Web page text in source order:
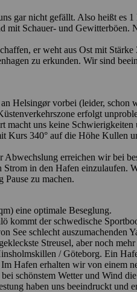
gar nicht gefällt. Also heißt es
mit Schauer- und Gewitterböen.
er weht aus Ost mit Stärke
zu erkunden. Wir sind
Helsingør vorbei (leider, schon
erfolgt
macht uns keine
Kurs 340° auf die Höhe Kullen
erreichen wir bei
in den Hafen einzulaufen.
zu machen.
eine optimale Beseglung.
kommt der schwedische
See schlecht auszumachenden
Streusel, aber noch
/ Göteborg. Ein
Hafen erhalten wir von einem
schönstem Wetter und Wind
haben uns beeindruckt und